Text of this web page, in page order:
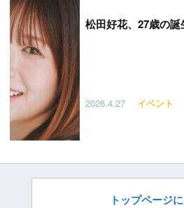
松田好花、27歳の誕
2026.4.27 イベント
トップページ